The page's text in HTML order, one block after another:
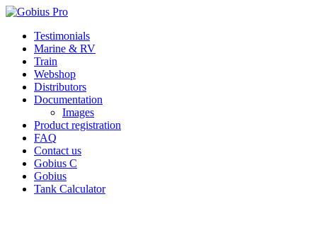
Skip
content
Testimonials
Marine & RV
Train
Webshop
Distributors
Documentation
Images
Product registration
FAQ
Contact us
Gobius C
Gobius
Tank Calculator